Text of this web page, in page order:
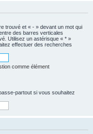
trouvé et « - » devant un mot qui
des barres verticales
Utilisez un astérisque « * »
effectuer des recherches
comme élément
partout si vous souhaitez